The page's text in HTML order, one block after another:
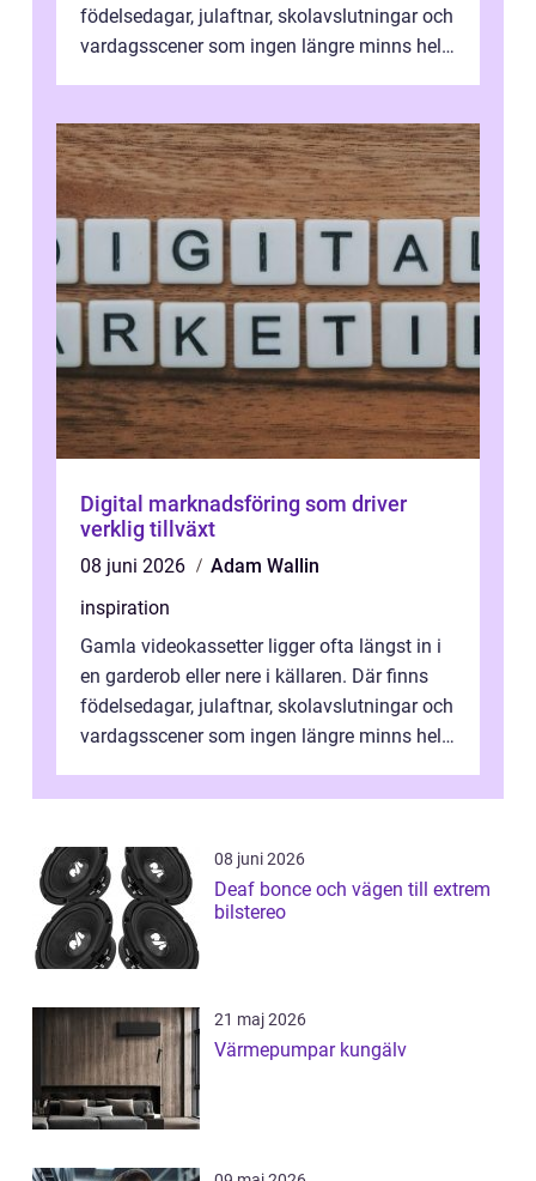
födelsedagar, julaftnar, skolavslutningar och
vardagsscener som ingen längre minns helt.
Digital marknadsföring som driver
verklig tillväxt
08 juni 2026
Adam Wallin
inspiration
Gamla videokassetter ligger ofta längst in i
en garderob eller nere i källaren. Där finns
födelsedagar, julaftnar, skolavslutningar och
vardagsscener som ingen längre minns helt.
08 juni 2026
Deaf bonce och vägen till extrem
bilstereo
21 maj 2026
Värmepumpar kungälv